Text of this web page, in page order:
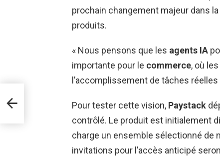
prochain changement majeur dans
produits.
« Nous pensons que les agents IA
importante pour le commerce, où
l’accomplissement de tâches réelles
Pour tester cette vision, Paystack
contrôlé. Le produit est initialement
charge un ensemble sélectionné de
invitations pour l’accès anticipé